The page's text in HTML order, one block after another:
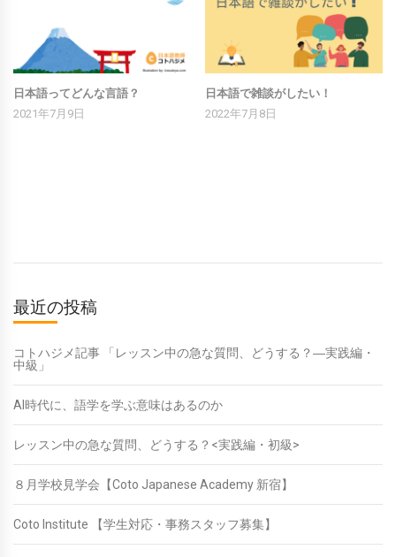
日本語ってどんな言語？
2021年7月9日
日本語で雑談がしたい！
2022年7月8日
最近の投稿
コトハジメ記事 「レッスン中の急な質問、どうする？―実践編・
中級」
AI時代に、語学を学ぶ意味はあるのか
レッスン中の急な質問、どうする？<実践編・初級>
８月学校見学会【Coto Japanese Academy 新宿】
Coto Institute 【学生対応・事務スタッフ募集】